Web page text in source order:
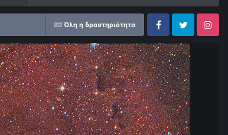
Όλη η δραστηριότητα
FacebookTwitter Instagram